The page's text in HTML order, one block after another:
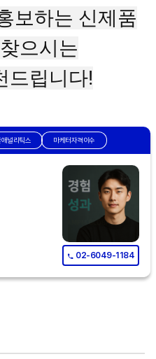
보하는 신제품
으시는
드립니다!
애널리틱스 마케터자격이수
02-6049-1184